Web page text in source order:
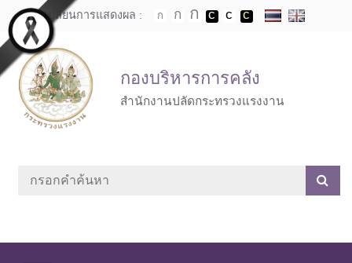
Skip to main content
เปลี่ยนการแสดงผล :
กองบริหารการคลัง
สำนักงานปลัดกระทรวงแรงงาน